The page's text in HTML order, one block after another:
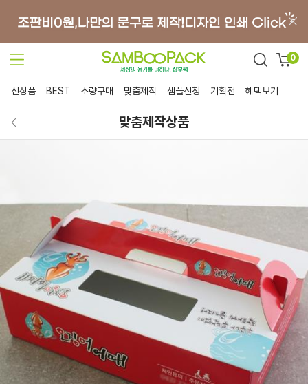
0
신상품 BEST 소량구매 맞춤제작 샘플신청 기획전 혜택보기
맞춤제작상품